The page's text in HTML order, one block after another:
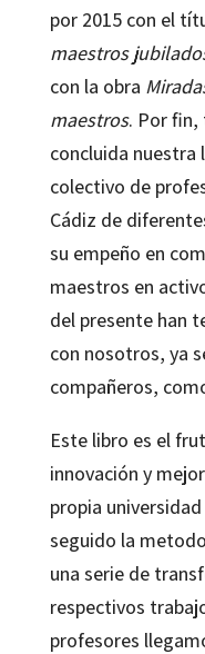
por 2015 con el
maestros
con la obra
maestros. Por fin,
concluida nuestra
colectivo de
Cádiz de
su empeño en
maestros en
del presente han
con nosotros, ya
compañeros,
Este libro es el
innovación y
propia
seguido la
una serie de
respectivos
profesores